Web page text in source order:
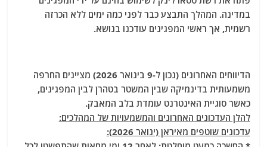
s
A
p
g
ra
l
er
e
b
o
k
במדינה. המהלך התבצע כבר לפני כמה ימים ללא הכרזה
רשמית, אך ראשי המפגינים עודכנו בנושא.
הדיווחים האחרונים (נכון ל-9 בינואר 2026) מציינים החרפה
משמעותית בדינמיקה שבין המשטר בטהרן לבין המפגינים,
כאשר סוגיית האינטרנט עומדת בלב המאבק.
להלן העדכונים האחרונים והמשמעויות של המהלכים:
עדכונים שוטפים מאיראן (ינואר 2026):